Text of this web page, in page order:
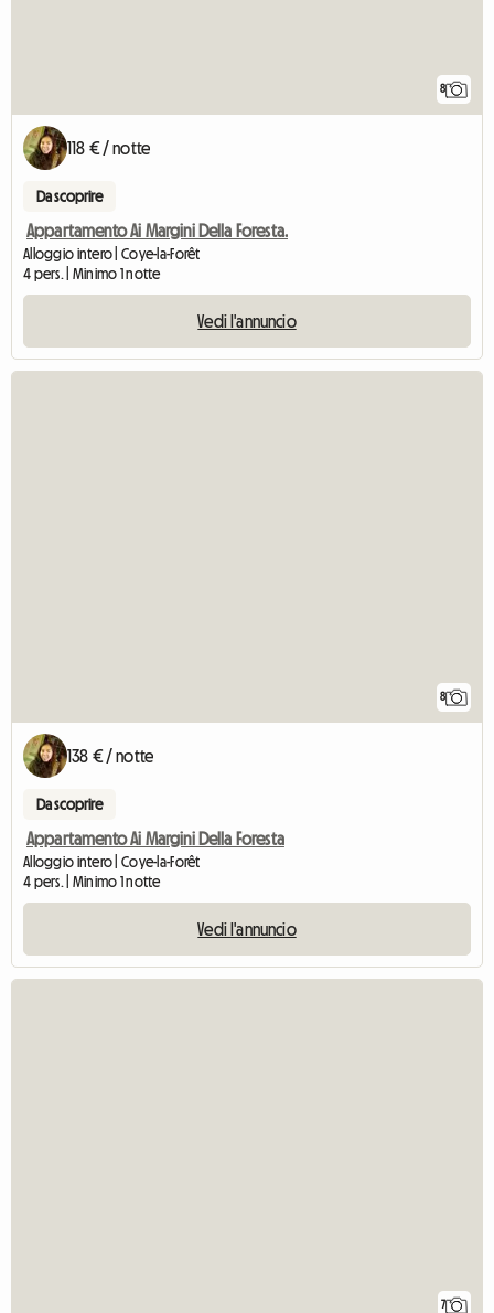
8
118 € / notte
Da scoprire
Appartamento Ai Margini Della Foresta.
Alloggio intero | Coye-la-Forêt
4 pers. | Minimo 1 notte
Vedi l'annuncio
8
138 € / notte
Da scoprire
Appartamento Ai Margini Della Foresta
Alloggio intero | Coye-la-Forêt
4 pers. | Minimo 1 notte
Vedi l'annuncio
7